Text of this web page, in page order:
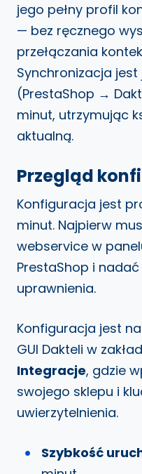
jego pełny profil
— bez ręcznego
przełączania
Synchronizacja
(PrestaShop →
minut, utrzymując
aktualną.
Przegląd
Konfiguracja jest
minut. Najpierw
webservice w
PrestaShop i
uprawnienia.
Konfiguracja jest
GUI Dakteli w
Integracje, gdzie
swojego sklepu i
uwierzytelnienia.
Szybkość